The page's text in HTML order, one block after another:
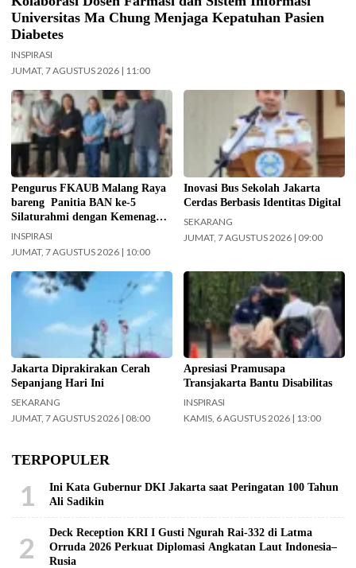
Universitas Ma Chung Menjaga Kepatuhan Pasien
Diabetes
INSPIRASI
JUMAT, 7 AGUSTUS 2026 | 11:00
Jajaran Pengurus FKAUB Malang
beserta perwakilan panitia
pelaksana Barikan Anak Nusantara
(BAN) Ke – 5 silaturahmi dengan
Yayasan Masjid Agung Jami Kota
Malang. Selain itu juga silaturahmi
dengan jajaran Kantor
Kementerian Agama (Kemenag)
Kabupaten Malang. (Foto: ist)
Pengurus FKAUB Malang Raya
bareng Panitia BAN ke-5
Silaturahmi dengan Kemenag
Kabupaten Malang dan Yayasan
INSPIRASI
JUMAT, 7 AGUSTUS 2026 | 10:00
Kepala UPAS Dishub DKI Jakarta,
Koharudin. (Foto: Nugroho Sejati-
beritajakarta.id)
Inovasi Bus Sekolah Jakarta
Cerdas Berbasis Identitas Digital
SEKARANG
JUMAT, 7 AGUSTUS 2026 | 09:00
Ilustrasi langit cerah naungi
Jakarta hari ini. (Foto: Doc-
Jakarta Diprakirakan Cerah
Sepanjang Hari Ini
SEKARANG
JUMAT, 7 AGUSTUS 2026 | 08:00
Pramusapa Transjakarta bantu
disabilitas.(Foto: Istimewa-
beritajakarta.id)
Apresiasi Pramusapa
Transjakarta Bantu Disabilitas
INSPIRASI
KAMIS, 6 AGUSTUS 2026 | 13:00
TERPOPULER
1
Ini Kata Gubernur DKI Jakarta saat Peringatan 100 Tahun
Ali Sadikin
2
Deck Reception KRI I Gusti Ngurah Rai-332 di Latma
Orruda 2026 Perkuat Diplomasi Angkatan Laut Indonesia–
Rusia